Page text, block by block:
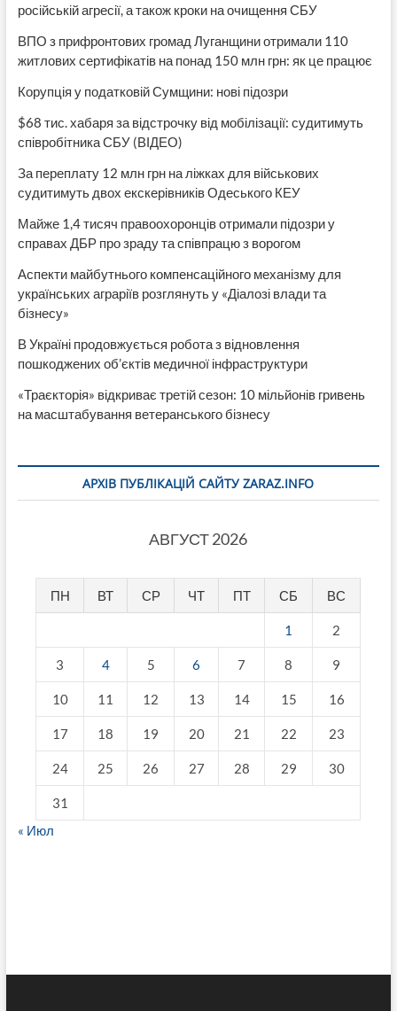
російській агресії, а також кроки на очищення СБУ
ВПО з прифронтових громад Луганщини отримали 110
житлових сертифікатів на понад 150 млн грн: як це працює
Корупція у податковій Сумщини: нові підозри
$68 тис. хабаря за відстрочку від мобілізації: судитимуть
співробітника СБУ (ВІДЕО)
За переплату 12 млн грн на ліжках для військових
судитимуть двох екскерівників Одеського КЕУ
Майже 1,4 тисяч правоохоронців отримали підозри у
справах ДБР про зраду та співпрацю з ворогом
Аспекти майбутнього компенсаційного механізму для
українських аграріїв розглянуть у «Діалозі влади та
бізнесу»
В Україні продовжується робота з відновлення
пошкоджених об’єктів медичної інфраструктури
«Траєкторія» відкриває третій сезон: 10 мільйонів гривень
на масштабування ветеранського бізнесу
АРХІВ ПУБЛІКАЦІЙ САЙТУ ZARAZ.INFO
АВГУСТ 2026
ПН ВТ СР ЧТ ПТ СБ ВС
1 2
3 4 5 6 7 8 9
10 11 12 13 14 15 16
17 18 19 20 21 22 23
24 25 26 27 28 29 30
31
« Июл